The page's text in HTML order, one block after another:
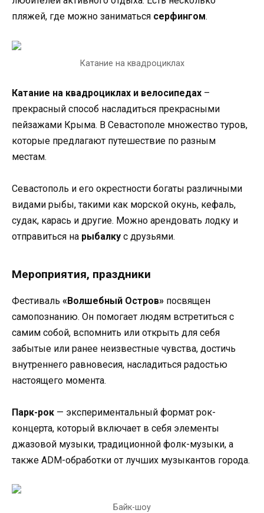
пляжей, где можно заниматься серфингом.
Катание на квадроциклах
Катание на квадроциклах и велосипедах –
прекрасный способ насладиться прекрасными
пейзажами Крыма. В Севастополе множество туров,
которые предлагают путешествие по разным
местам.
Севастополь и его окрестности богаты различными
видами рыбы, такими как морской окунь, кефаль,
судак, карась и другие. Можно арендовать лодку и
отправиться на рыбалку с друзьями.
Мероприятия, праздники
Фестиваль «Волшебный Остров» посвящен
самопознанию. Он помогает людям встретиться с
самим собой, вспомнить или открыть для себя
забытые или ранее неизвестные чувства, достичь
внутреннего равновесия, насладиться радостью
настоящего момента.
Парк-рок — экспериментальный формат рок-
концерта, который включает в себя элементы
джазовой музыки, традиционной фолк-музыки, а
также ADM-обработки от лучших музыкантов города.
Байк-шоу